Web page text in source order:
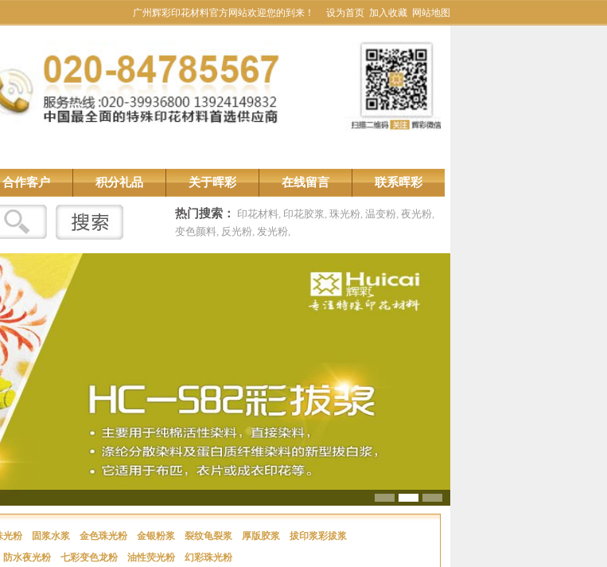
广州辉彩印花材料官方网站欢迎您的到来！ 设为首页 加入收藏 网站地图
合作客户 积分礼品 关于晖彩 在线留言 联系晖彩
热门搜索： 印花材料, 印花胶浆, 珠光粉, 温变粉, 夜光粉,
变色颜料, 反光粉, 发光粉,
光粉 固浆水浆 金色珠光粉 金银粉浆 裂纹龟裂浆 厚版胶浆
拔印浆彩拔浆
防水夜光粉 七彩变色龙粉 油性荧光粉
幻彩珠光粉